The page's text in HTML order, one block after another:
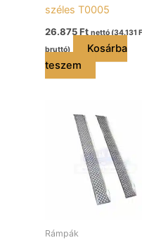
széles T0005
26.875Ft nettó (34.131
bruttó)
Kosárba
teszem
Rámpák